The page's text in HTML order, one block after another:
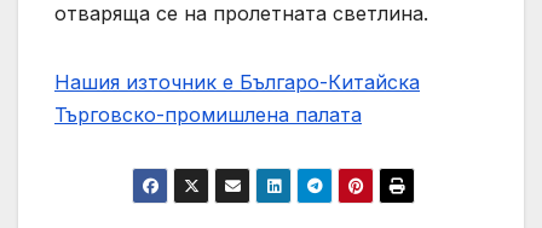
отваряща се на пролетната светлина.
Нашия източник е Българо-Китайска
Търговско-промишлена палaта